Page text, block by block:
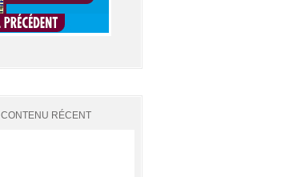
CONTENU RÉCENT